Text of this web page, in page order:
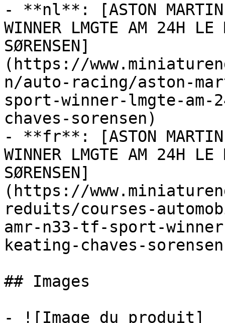
- **nl**: [ASTON MARTIN
WINNER LMGTE AM 24H
SØRENSEN]
(https://
n/auto-racing/aston-
sport-winner-lmgte-am-
chaves-sorensen)
- **fr**: [ASTON MARTIN
WINNER LMGTE AM 24H
SØRENSEN]
(https://
reduits/courses-
amr-n33-tf-sport-
keating-chaves-
## Images
- ![Image du produit]